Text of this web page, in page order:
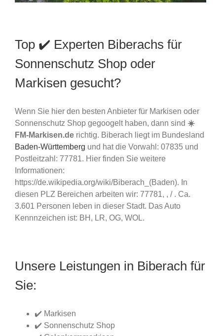
Top ✔️ Experten Biberachs für
Sonnenschutz Shop oder
Markisen gesucht?
Wenn Sie hier den besten Anbieter für Markisen oder
Sonnenschutz Shop gegoogelt haben, dann sind ☀️
FM-Markisen.de richtig. Biberach liegt im Bundesland
Baden-Württemberg und hat die Vorwahl: 07835 und
Postleitzahl: 77781. Hier finden Sie weitere
Informationen:
https://de.wikipedia.org/wiki/Biberach_(Baden). In
diesen PLZ Bereichen arbeiten wir: 77781, , / . Ca.
3.601 Personen leben in dieser Stadt. Das Auto
Kennnzeichen ist: BH, LR, OG, WOL.
Unsere Leistungen in Biberach für
Sie:
✔️ Markisen
✔️ Sonnenschutz Shop